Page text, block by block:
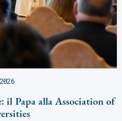
il Papa alla Association of